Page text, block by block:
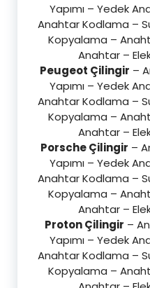
Yapımı – Yedek
Anahtar Kodlama –
Kopyalama –
Anahtar –
Peugeot Çilingir –
Yapımı – Yedek
Anahtar Kodlama –
Kopyalama –
Anahtar –
Porsche Çilingir –
Yapımı – Yedek
Anahtar Kodlama –
Kopyalama –
Anahtar –
Proton Çilingir –
Yapımı – Yedek
Anahtar Kodlama –
Kopyalama –